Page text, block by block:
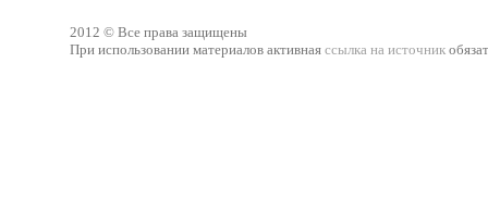
2012 © Все права защищены
При использовании материалов активная ссылка на источник